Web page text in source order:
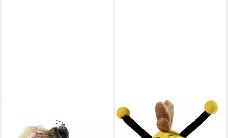
HEUNEC®
Kuscheltier Biene Maja, Willi
Öko, Verpackung aus